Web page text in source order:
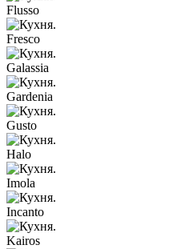
Flusso
Fresco
Galassia
Gardenia
Gusto
Halo
Imola
Incanto
Kairos